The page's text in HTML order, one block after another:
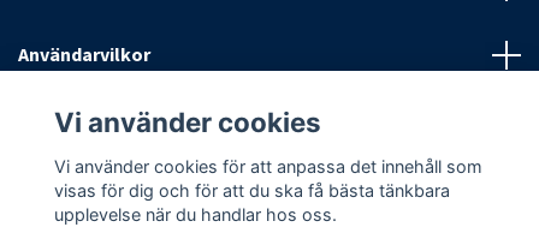
Användarvilkor
Sociala medier
Vi använder cookies
Vi använder cookies för att anpassa det innehåll som
visas för dig och för att du ska få bästa tänkbara
upplevelse när du handlar hos oss.